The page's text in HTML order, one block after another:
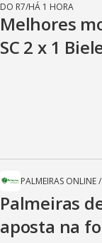
DO R7/HÁ 1 HORA
Melhores
SC 2 x 1
PALMEIRAS ONLINE/
Palmeiras
aposta na